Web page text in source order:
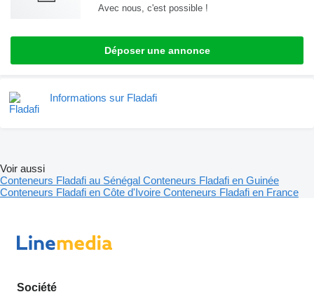
Avec nous, c'est possible !
Déposer une annonce
Informations sur Fladafi
Voir aussi
Conteneurs Fladafi au Sénégal Conteneurs Fladafi en Guinée
Conteneurs Fladafi en Côte d'Ivoire Conteneurs Fladafi en France
Société